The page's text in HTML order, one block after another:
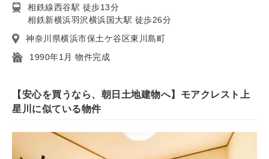
相鉄線西谷駅 徒歩13分
相鉄新横浜羽沢横浜国大駅 徒歩26分
神奈川県横浜市保土ケ谷区東川島町
1990年1月 物件完成
【安心を買うなら、朝日土地建物へ】モアクレスト上
星川に似ている物件